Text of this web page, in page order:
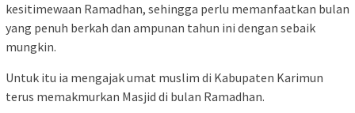
kesitimewaan Ramadhan, sehingga perlu memanfaatkan bulan
yang penuh berkah dan ampunan tahun ini dengan sebaik
mungkin.
Untuk itu ia mengajak umat muslim di Kabupaten Karimun
terus memakmurkan Masjid di bulan Ramadhan.